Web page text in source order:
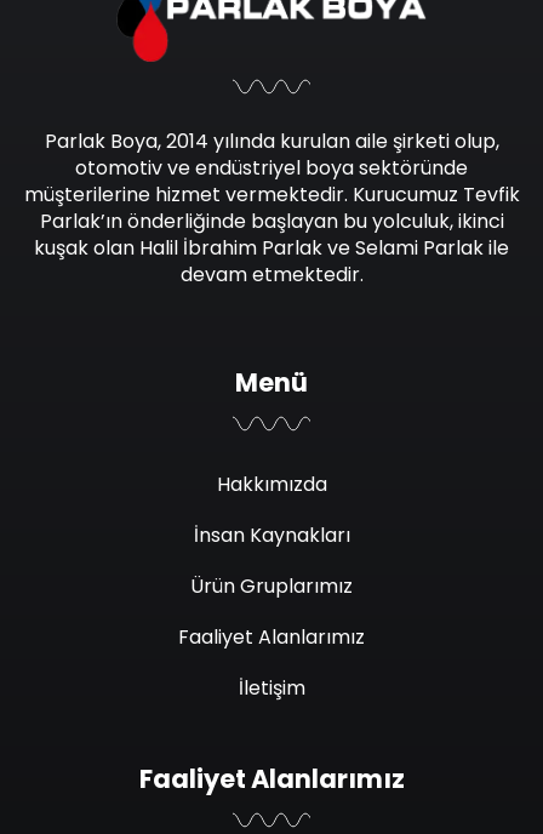
Parlak Boya, 2014 yılında kurulan aile şirketi olup,
otomotiv ve endüstriyel boya sektöründe
müşterilerine hizmet vermektedir. Kurucumuz Tevfik
Parlak’ın önderliğinde başlayan bu yolculuk, ikinci
kuşak olan Halil İbrahim Parlak ve Selami Parlak ile
devam etmektedir.
Menü
Hakkımızda
İnsan Kaynakları
Ürün Gruplarımız
Faaliyet Alanlarımız
İletişim
Faaliyet Alanlarımız